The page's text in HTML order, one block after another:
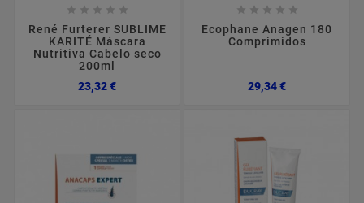
    
René Furterer SUBLIME
KARITÉ Máscara
Nutritiva Cabelo seco
200ml
23,32 €Preço
    
Ecophane Anagen 180
Comprimidos
29,34 €Preço